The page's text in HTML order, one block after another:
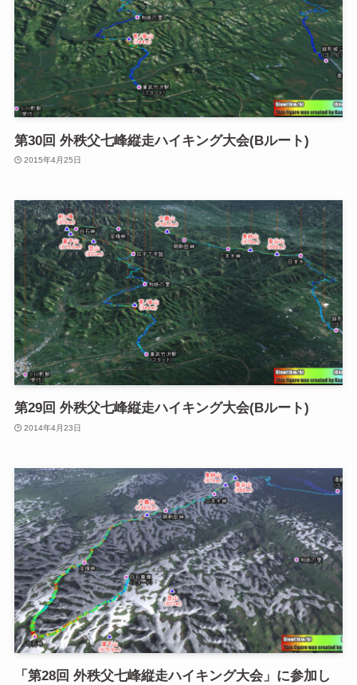
第30回 外秩父七峰縦走ハイキング大会(Bルート)
2015年4月25日
第29回 外秩父七峰縦走ハイキング大会(Bルート)
2014年4月23日
「第28回 外秩父七峰縦走ハイキング大会」に参加し